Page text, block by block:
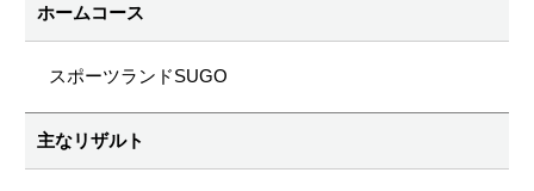
ホームコース
スポーツランドSUGO
主なリザルト